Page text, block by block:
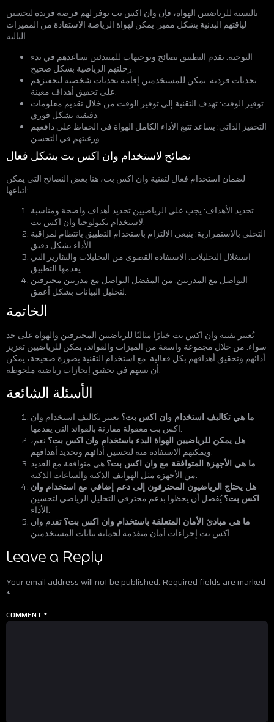
بالنسبة للرياضيين الهواة، فإن وان اكس بت توفر لهم فرصة فريدة لتحسين
لياقتهم البدنية بشكل مميز. يمكن لهواة الرياضة الاستفادة من المميزات
التالية:
التوجيه: يقدم التطبيق نصائح وتوجيهات للمبتدئين تساعدهم في بدء
رحلتهم الرياضية بشكل صحيح.
تحديات فردية: يمكن للمستخدمين إقامة تحديات شخصية لتحفيزهم
على تحقيق أهداف معينة.
توفير الوقت: تهدف التقنية إلى توفير الوقت من خلال تقديم معلومات
دقيقية بشكل فوري.
التحفيز الذاتي: يساعد تتبع الأداء الكامل الهواة في الحفاظ على دافعهم
ورغبتهم في التحسن.
نصائح لاستخدام وان اكس بت بشكل فعال
لضمان استخدام فعال لتقنية وان اكس بت، هنا بعض النصائح التي يمكن
اتباعها:
تحديد الأهداف: يجب على الرياضيين تحديد أهداف واضحة ومناسبة
لاستخدام تكنولوجيا وان اكس بت.
التحلي بالاستمرارية: ينبغي الالتزام باستخدام التطبيق بانتظام لمراقبة
الأداء بشكل دقيق.
استغلال التحليلات: الاستفادة القصوى من التحليلات والتقارير التي
يقدمها التطبيق.
التواصل مع المدربين: من المفضل التواصل مع مدربين محترفين
لتحليل البيانات بشكل أعمق.
الخاتمة
تُعتبر تقنية وان اكس بت خيارًا مثاليًا للرياضيين المحترفين والهواة على حد
سواء. من خلال مجموعة واسعة من الميزات والفوائد، يمكن للرياضيين تعزيز
أدائهم وتحقيق أهدافهم بكل فعالية. مع استخدام التقنية بصورة صحيحة، يمكن
أن تسهم في تحقيق إنجازات رياضية ملحوظة.
الأسئلة الشائعة
ما هي تكاليف استخدام وان اكس بت؟تعتبر تكاليف استخدام وان
اكس بت معقولة مقارنة بالفوائد التي يقدمها.
هل يمكن للرياضيين الهواة البدء باستخدام وان اكس بت؟ نعم،
ويمكنهم الاستفادة منه لتحسين أدائهم وتحديد أهدافهم.
ما هي الأجهزة المتوافقة مع وان اكس بت؟هي متوافقة مع العديد
من الأجهزة مثل الهواتف الذكية والساعات الذكية.
هل يحتاج الرياضيون المحترفون إلى دعم إضافي مع استخدام وان
اكس بت؟يُفضل أن يحظوا بدعم محترفي التحليل الرياضي لتحسين
الأداء.
ما هي مبادئ الأمان المتعلقة باستخدام وان اكس بت؟تقدم وان
اكس بت إجراءات أمان متقدمة لحماية بيانات المستخدمين.
Leave a Reply
Your email address will not be published. Required fields are marked
*
COMMENT *